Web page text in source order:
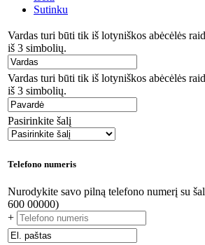
Sutinku
Vardas turi būti tik iš lotyniškos abėcėlės
iš 3 simbolių.
Vardas turi būti tik iš lotyniškos abėcėlės
iš 3 simbolių.
Pasirinkite šalį
Telefono numeris
Nurodykite savo pilną telefono numerį su
600 00000)
+